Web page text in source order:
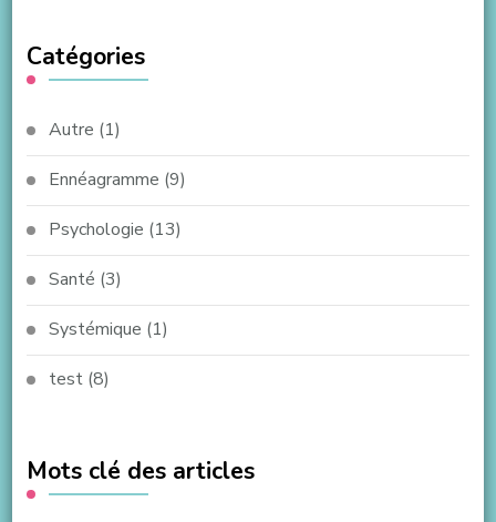
Catégories
Autre (1)
Ennéagramme (9)
Psychologie (13)
Santé (3)
Systémique (1)
test(8)
Mots clé des articles